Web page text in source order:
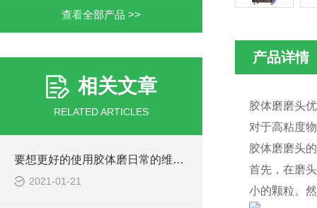
查看全部产品 >>
相关文章
RELATED ARTICLES
要想更好的使用胶体磨日常的维护保养必*！
2021-01-21
产品详情
胶体磨磨头
对于高粘度
胶体磨磨头
首先，在磨
小的颗粒。